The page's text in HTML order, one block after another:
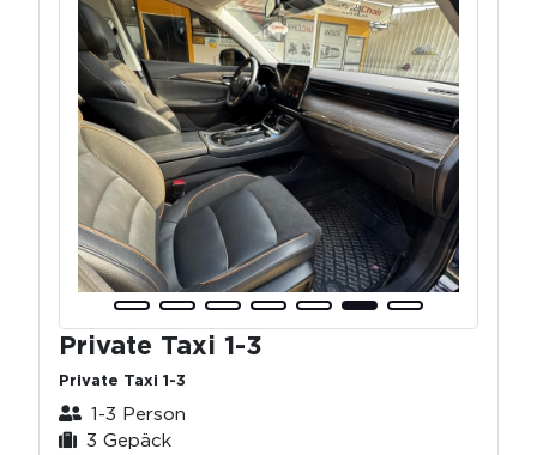
Private Taxi 1-3
Private Taxi 1-3
1-3 Person
3 Gepäck